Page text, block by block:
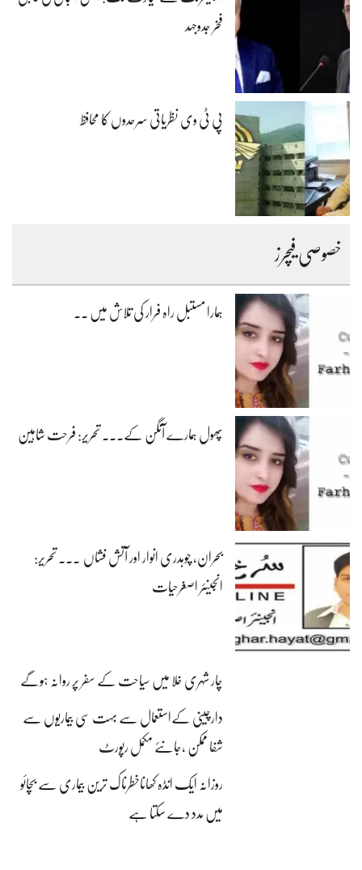
فخر جدوجہد
پی ٹی وی نظریاتی سرحدوں کا محافظ
خصوصی فیچرز
ہمارا مستبل راہ فرار کی تلاش میں ۔۔
پھول ہمارے آنگن کے۔۔۔ تحریر: فرحت شاہین
بحران، چوہدری انوار اور آتش فشاں ۔۔۔ تحریر:
انجینئر اصغرحیات
چار شہری خلا میں سیاحت کے سفر پر روانہ ہوگے
دارچینی کےاستعمال سے بہت سی بیماریوں سے
شفا ممکن ،جانئے مکمل رپورٹ
روزانہ ایک انڈہ کھاناخطرناک ترین بیماری سے بچائو
میں مدد دے سکتا ہے